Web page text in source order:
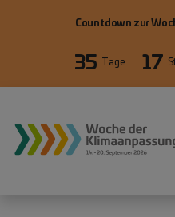
Countdown zur
35 Tage 17